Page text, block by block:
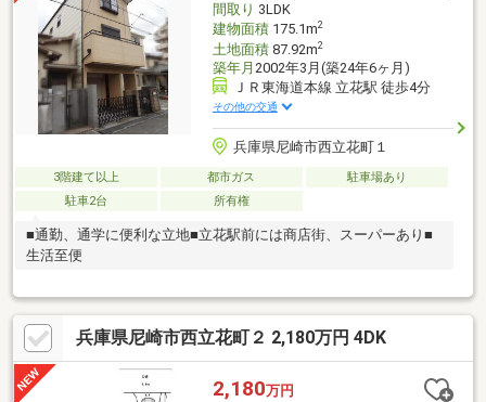
間取り 3LDK
建物面積175.1m2
土地面積87.92m2
築年月 2002年3月(築24年6ヶ月)
ＪＲ東海道本線 立花駅 徒歩4分
その他の交通
兵庫県尼崎市西立花町１
3階建て以上 都市ガス
駐車場あり
駐車2台
所有権
■通勤、通学に便利な立地■立花駅前には商店街、スーパーあり■
生活至便
兵庫県尼崎市西立花町２ 2,180万円 4DK
2,180万円